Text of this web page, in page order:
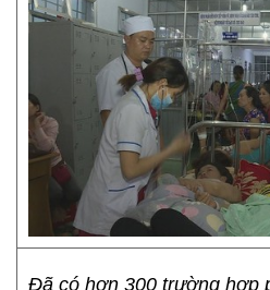
Đã có hơn 300 trường hợp